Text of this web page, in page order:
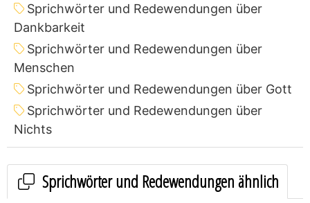
Sprichwörter und Redewendungen über
Dankbarkeit
Sprichwörter und Redewendungen über
Menschen
Sprichwörter und Redewendungen über Gott
Sprichwörter und Redewendungen über
Nichts
Sprichwörter und Redewendungen ähnlich